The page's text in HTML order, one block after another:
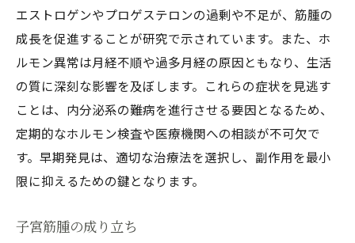
エストロゲンやプロゲステロンの過剰や不足が、筋腫の
成長を促進することが研究で示されています。また、ホ
ルモン異常は月経不順や過多月経の原因ともなり、生活
の質に深刻な影響を及ぼします。これらの症状を見逃す
ことは、内分泌系の難病を進行させる要因となるため、
定期的なホルモン検査や医療機関への相談が不可欠で
す。早期発見は、適切な治療法を選択し、副作用を最小
限に抑えるための鍵となります。
子宮筋腫の成り立ち